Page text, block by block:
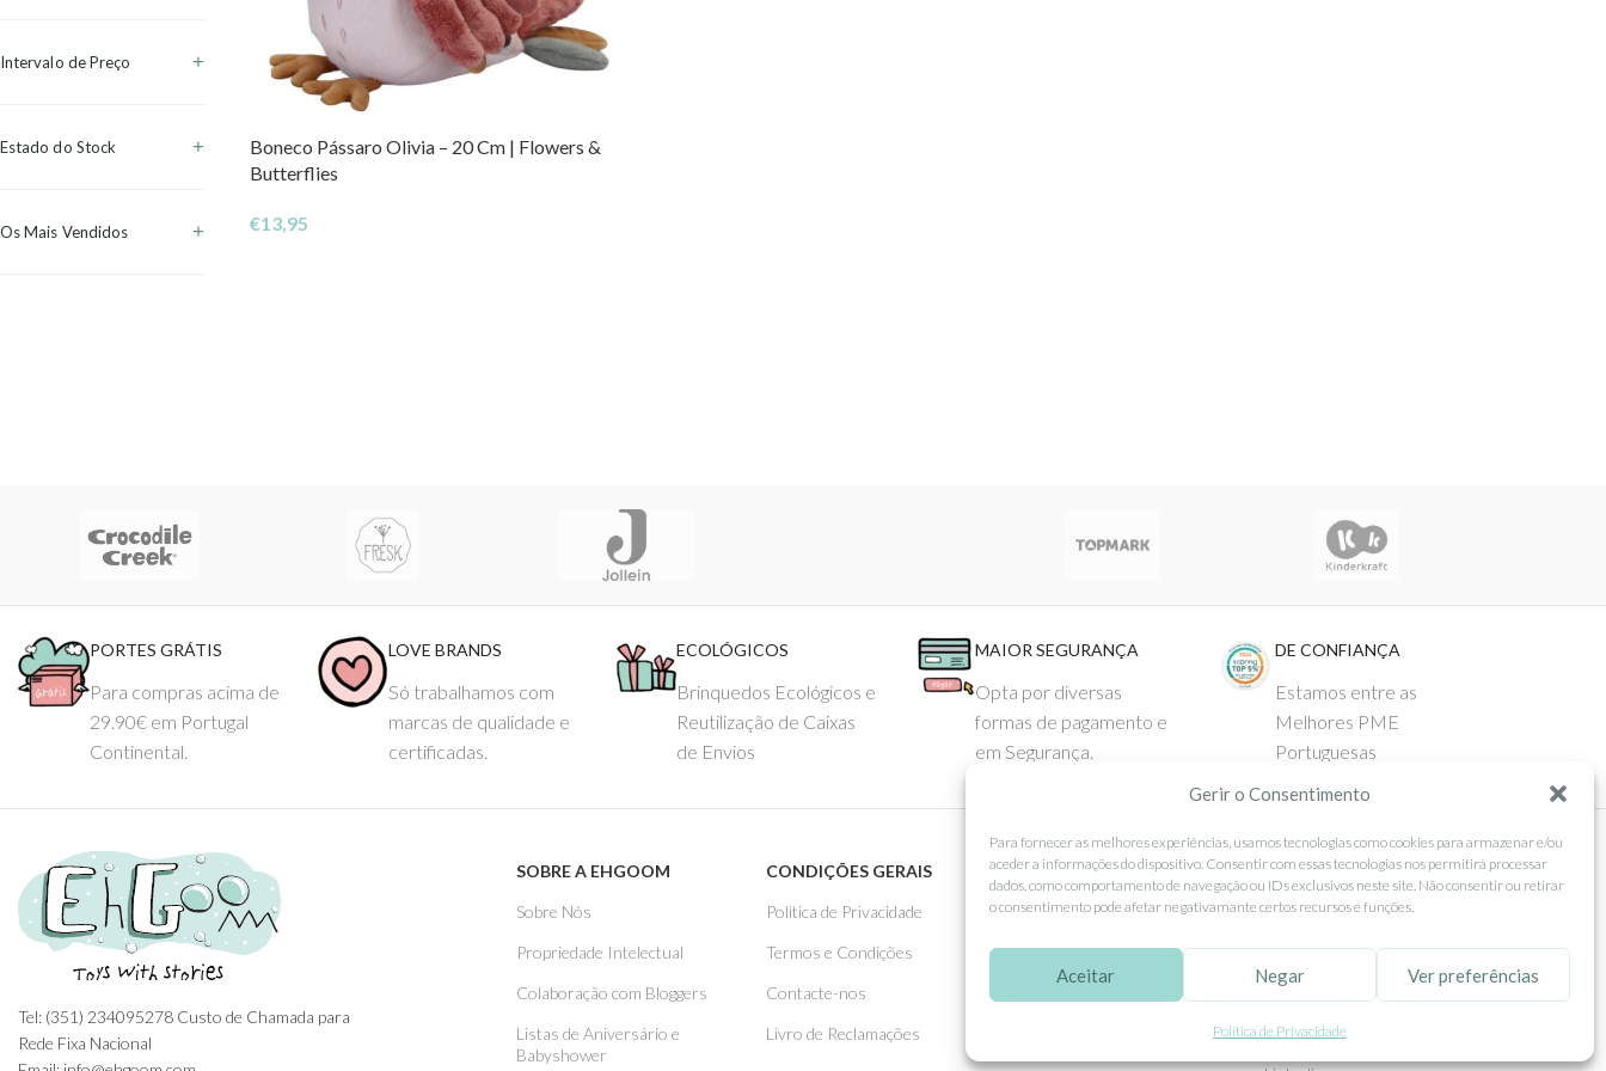
Gerir o Consentimento
Para fornecer as melhores experiências, usamos tecnologias como cookies para armazenar e/ou
aceder a informações do dispositivo. Consentir com essas tecnologias nos permitirá processar
dados, como comportamento de navegação ou IDs exclusivos neste site. Não consentir ou retirar
o consentimento pode afetar negativamante certos recursos e funções.
Aceitar Negar Ver preferências
Política de Privacidade
Intervalo de Preço
Estado do Stock
Os Mais Vendidos
Boneco Pássaro Olivia – 20 Cm | Flowers &
Butterflies
€13,95
PORTES GRÁTIS
Para compras acima de
29.90€ em Portugal
Continental.
LOVE BRANDS
Só trabalhamos com
marcas de qualidade e
certificadas.
ECOLÓGICOS
Brinquedos Ecológicos e
Reutilização de Caixas
de Envios
MAIOR SEGURANÇA
Opta por diversas
formas de pagamento e
em Segurança.
DE CONFIANÇA
Estamos entre as
Melhores PME
Portuguesas
Tel: (351) 234095278 Custo de Chamada para
Rede Fixa Nacional
SOBRE A EHGOOM
Sobre Nós
Propriedade Intelectual
Colaboração com Bloggers
Listas de Aniversário e
Babyshower
CONDIÇÕES GERAIS
Politica de Privacidade
Termos e Condições
Contacte-nos
Livro de Reclamações
APOIO AO CLIENTE
Como Comprar
Pagamentos
SEGUE-NOS
Facebook
Instagram
Pinterest
X